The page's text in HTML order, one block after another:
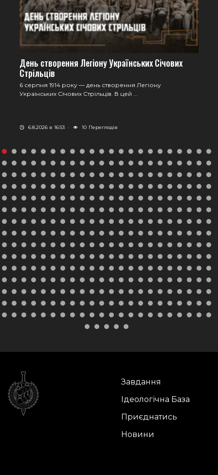
День створення Легіону Українських Січових
Стрільців
6 серпня 1914 року — день створення Легіону
Українських Січових Стрільців. В цей ...
6.8.2026 в 16:53 · 10 Переглядів
Завдання
Ідеологічна База
Приєднатись
Новини